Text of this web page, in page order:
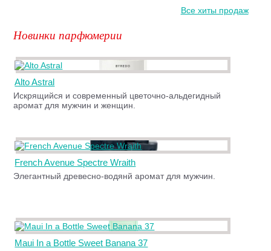
Все хиты продаж
Новинки парфюмерии
Alto Astral
Искрящийся и современный цветочно-альдегидный
аромат для мужчин и женщин.
French Avenue Spectre Wraith
Элегантный древесно-водянй аромат для мужчин.
Maui In a Bottle Sweet Banana 37